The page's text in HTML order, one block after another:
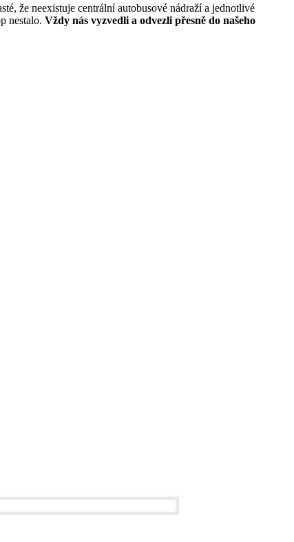
že neexistuje centrální autobusové nádraží a jednotlivé
nestalo. Vždy nás vyzvedli a odvezli přesně do našeho